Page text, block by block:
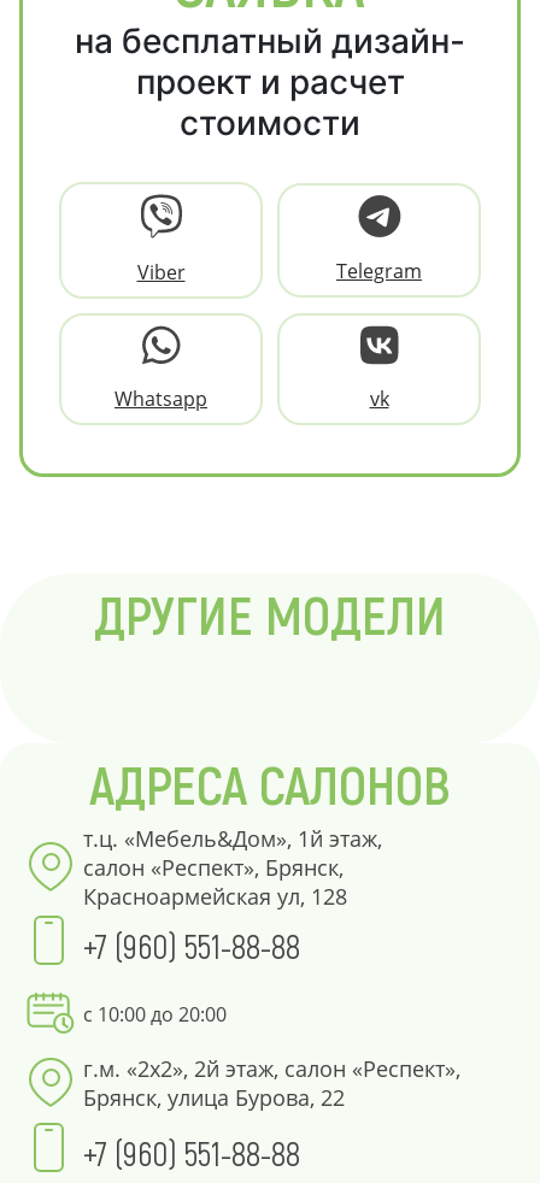
на бесплатный дизайн-
проект и расчет
стоимости
Viber Telegram
Whatsapp vk
ДРУГИЕ МОДЕЛИ
АДРЕСА САЛОНОВ
т.ц. «Мебель&Дом», 1й этаж,
салон «Респект», Брянск,
Красноармейская ул, 128
+7 (960) 551-88-88
с 10:00 до 20:00
г.м. «2х2», 2й этаж, салон «Респект»,
Брянск, улица Бурова, 22
+7 (960) 551-88-88